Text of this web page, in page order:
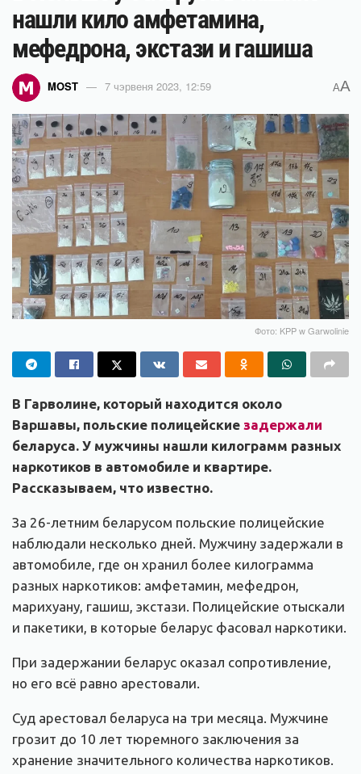
нашли кило амфетамина,
мефедрона, экстази и гашиша
MOST 7 чэрвеня 2023, 12:59 AA
Фото: KPP w Garwolinie
В Гарволине, который находится около
Варшавы, польские полицейские задержали
беларуса. У мужчины нашли килограмм разных
наркотиков в автомобиле и квартире.
Рассказываем, что известно.
За 26-летним беларусом польские полицейские
наблюдали несколько дней. Мужчину задержали в
автомобиле, где он хранил более килограмма
разных наркотиков: амфетамин, мефедрон,
марихуану, гашиш, экстази. Полицейские отыскали
и пакетики, в которые беларус фасовал наркотики.
При задержании беларус оказал сопротивление,
но его всё равно арестовали.
Суд арестовал беларуса на три месяца. Мужчине
грозит до 10 лет тюремного заключения за
хранение значительного количества наркотиков.